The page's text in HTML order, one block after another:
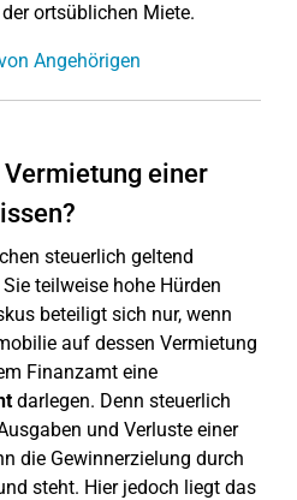
ortsüblichen Miete.
Angehörigen
einer
steuerlich geltend
teilweise hohe Hürden
beteiligt sich nur, wenn
auf dessen Vermietung
Finanzamt eine
darlegen. Denn steuerlich
und Verluste einer
die Gewinnerzielung durch
steht. Hier jedoch liegt das